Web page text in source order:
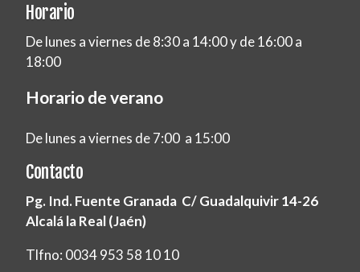
Horario
De lunes a viernes de 8:30 a 14:00 y de 16:00 a
18:00
Horario de verano
De lunes a viernes de 7:00 a 15:00
Contacto
Pg. Ind. Fuente Granada C/ Guadalquivir 14-26
Alcalá la Real (Jaén)
Tlfno: 0034 953 58 10 10